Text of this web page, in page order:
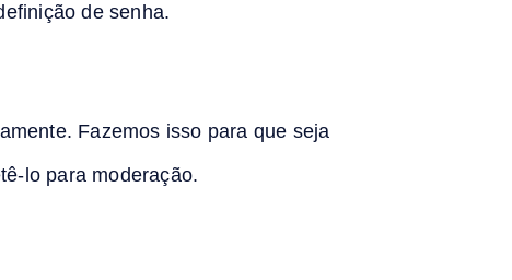
de senha.
Fazemos isso para que seja
lo para moderação.